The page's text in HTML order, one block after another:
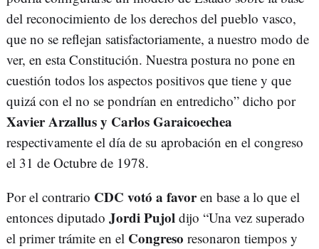
del reconocimiento de los derechos del pueblo vasco,
que no se reflejan satisfactoriamente, a nuestro modo de
ver, en esta Constitución. Nuestra postura no pone en
cuestión todos los aspectos positivos que tiene y que
quizá con el no se pondrían en entredicho” dicho por
Xavier Arzallus y Carlos Garaicoechea
respectivamente el día de su aprobación en el congreso
el 31 de Octubre de 1978.
Por el contrario CDC votó a favoren base a lo que el
entonces diputado Jordi Pujol dijo “Una vez superado
el primer trámite en el Congreso resonaron tiempos y